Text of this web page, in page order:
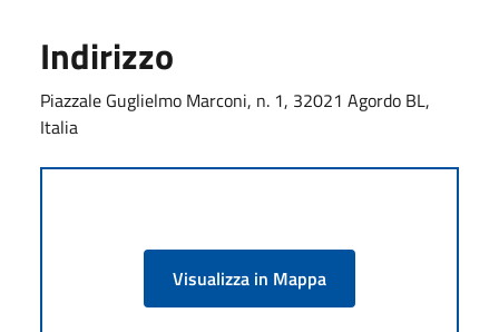
Indirizzo
Piazzale Guglielmo Marconi, n. 1, 32021 Agordo BL,
Italia
Visualizza in Mappa